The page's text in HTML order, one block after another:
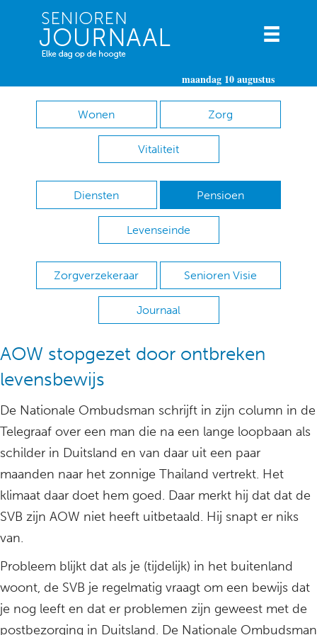
maandag 10 augustus
Wonen Zorg
Vitaliteit
Diensten Pensioen
Levenseinde
Zorgverzekeraar Senioren Visie
Journaal
AOW stopgezet door ontbreken
levensbewijs
De Nationale Ombudsman schrijft in zijn column in de
Telegraaf over een man die na een lange loopbaan als
schilder in Duitsland en van daar uit een paar
maanden naar het zonnige Thailand vertrekt. Het
klimaat daar doet hem goed. Daar merkt hij dat dat de
SVB zijn AOW niet heeft uitbetaald. Hij snapt er niks
van.
Probleem blijkt dat als je (tijdelijk) in het buitenland
woont, de SVB je regelmatig vraagt om een bewijs dat
je nog leeft en dat er problemen zijn geweest met de
postbezorging in Duitsland. De Nationale Ombudsman